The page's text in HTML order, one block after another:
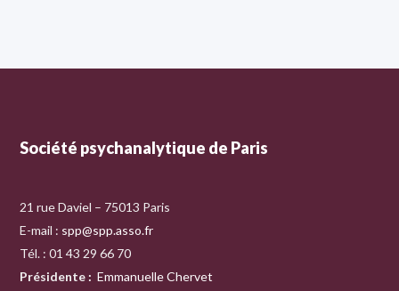
Société psychanalytique de Paris
21 rue Daviel – 75013 Paris
E-mail : spp@spp.asso.fr
Tél. : 01 43 29 66 70
Présidente : Emmanuelle Chervet